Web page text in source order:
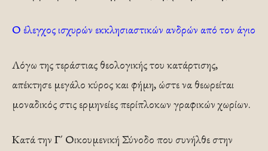
Ο έλεγχος ισχυρών εκκλησιαστικών ανδρών από τον άγιο
Λόγω της τεράστιας θεολογικής του κατάρτισης,
απέκτησε μεγάλο κύρος και φήμη, ώστε να θεωρείται
μοναδικός στις ερμηνείες περίπλοκων γραφικών χωρίων.
Κατά την Γ΄ Οικουμενική Σύνοδο που συνήλθε στην